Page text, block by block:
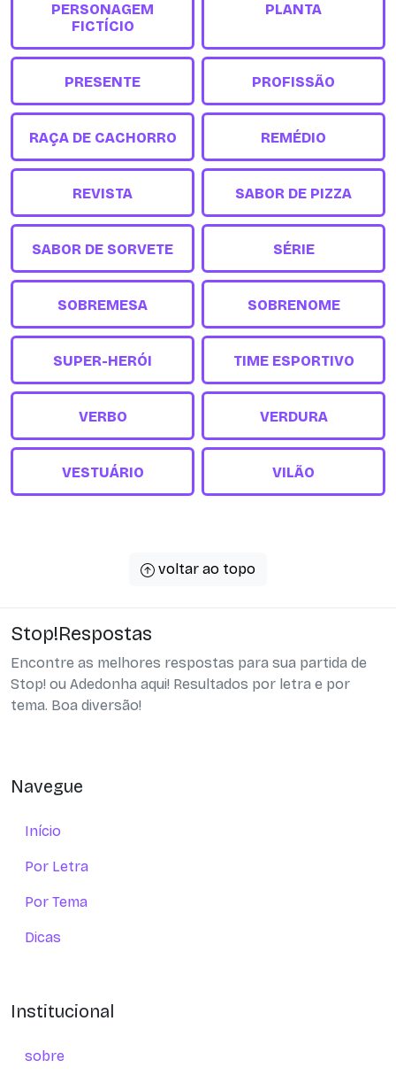
PERSONAGEM
FICTÍCIO
PLANTA
PRESENTE PROFISSÃO
RAÇA DE CACHORRO REMÉDIO
REVISTA SABOR DE PIZZA
SABOR DE SORVETE SÉRIE
SOBREMESA SOBRENOME
SUPER-HERÓI TIME ESPORTIVO
VERBO VERDURA
VESTUÁRIO VILÃO
voltar ao topo
Stop!Respostas
Encontre as melhores respostas para sua partida de
Stop! ou Adedonha aqui! Resultados por letra e por
tema. Boa diversão!
Navegue
Início
Por Letra
Por Tema
Dicas
Institucional
sobre